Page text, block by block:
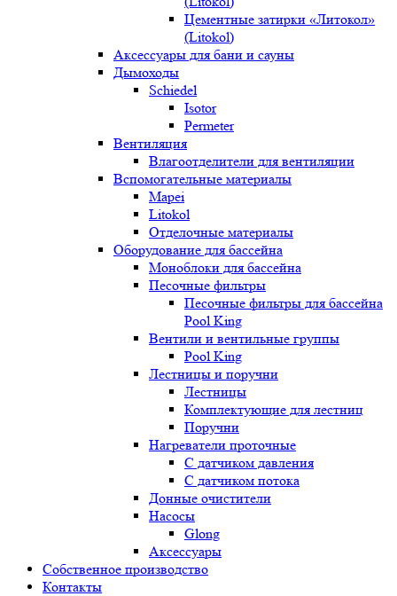
Цементные затирки «Литокол»
(Litokol)
Аксессуары для бани и сауны
Дымоходы
Schiedel
Isotor
Permeter
Вентиляция
Влагоотделители для вентиляции
Вспомогательные материалы
Mapei
Litokol
Отделочные материалы
Оборудование для бассейна
Моноблоки для бассейна
Песочные фильтры
Песочные фильтры для бассейна
Pool King
Вентили и вентильные группы
Pool King
Лестницы и поручни
Лестницы
Комплектующие для лестниц
Поручни
Нагреватели проточные
С датчиком давления
С датчиком потока
Донные очистители
Насосы
Glong
Аксессуары
Собственное производство
Контакты